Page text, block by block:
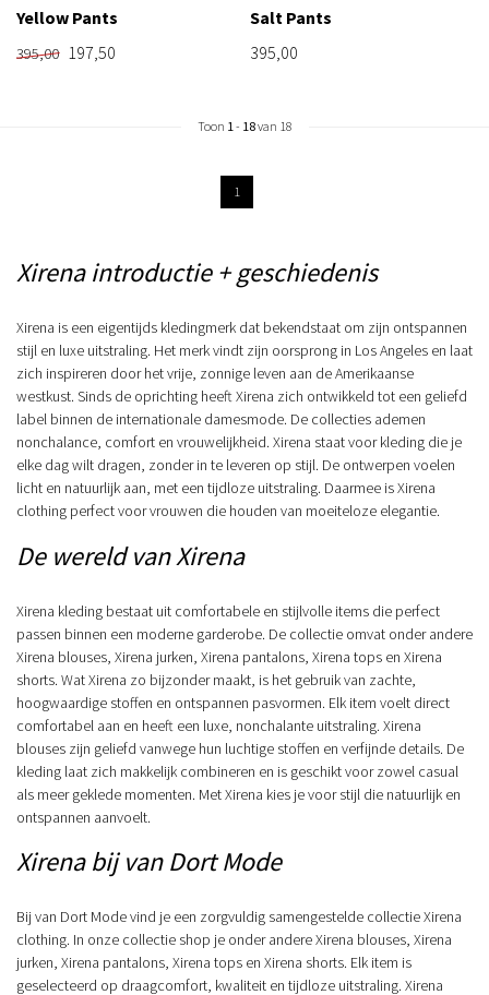
Yellow Pants
395,00 197,50
Salt Pants
395,00
Toon 1 - 18van 18
1
Xirena introductie + geschiedenis
Xirena is een eigentijds kledingmerk dat bekendstaat om zijn ontspannen
stijl en luxe uitstraling. Het merk vindt zijn oorsprong in Los Angeles en laat
zich inspireren door het vrije, zonnige leven aan de Amerikaanse
westkust. Sinds de oprichting heeft Xirena zich ontwikkeld tot een geliefd
label binnen de internationale damesmode. De collecties ademen
nonchalance, comfort en vrouwelijkheid. Xirena staat voor kleding die je
elke dag wilt dragen, zonder in te leveren op stijl. De ontwerpen voelen
licht en natuurlijk aan, met een tijdloze uitstraling. Daarmee is Xirena
clothing perfect voor vrouwen die houden van moeiteloze elegantie.
De wereld van Xirena
Xirena kleding bestaat uit comfortabele en stijlvolle items die perfect
passen binnen een moderne garderobe. De collectie omvat onder andere
Xirena blouses, Xirena jurken, Xirena pantalons, Xirena tops en Xirena
shorts. Wat Xirena zo bijzonder maakt, is het gebruik van zachte,
hoogwaardige stoffen en ontspannen pasvormen. Elk item voelt direct
comfortabel aan en heeft een luxe, nonchalante uitstraling. Xirena
blouses zijn geliefd vanwege hun luchtige stoffen en verfijnde details. De
kleding laat zich makkelijk combineren en is geschikt voor zowel casual
als meer geklede momenten. Met Xirena kies je voor stijl die natuurlijk en
ontspannen aanvoelt.
Xirena bij van Dort Mode
Bij van Dort Mode vind je een zorgvuldig samengestelde collectie Xirena
clothing. In onze collectie shop je onder andere Xirena blouses, Xirena
jurken, Xirena pantalons, Xirena tops en Xirena shorts. Elk item is
geselecteerd op draagcomfort, kwaliteit en tijdloze uitstraling. Xirena